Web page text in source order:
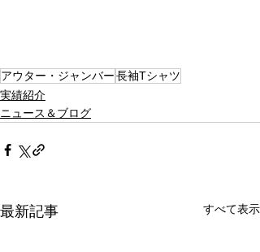
アウター・ジャンバー長袖Tシャツ
実績紹介
ニュース＆ブログ
最新記事 すべて表示